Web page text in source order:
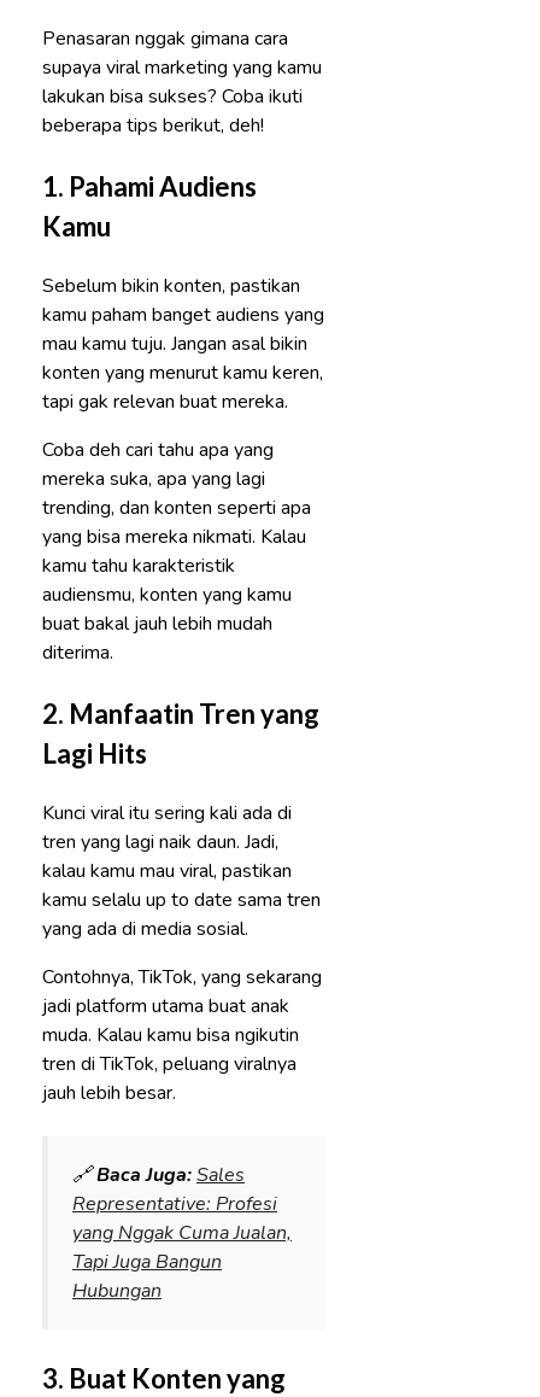
Penasaran nggak gimana cara
supaya viral marketing yang kamu
lakukan bisa sukses? Coba ikuti
beberapa tips berikut, deh!
1. Pahami Audiens
Kamu
Sebelum bikin konten, pastikan
kamu paham banget audiens yang
mau kamu tuju. Jangan asal bikin
konten yang menurut kamu keren,
tapi gak relevan buat mereka.
Coba deh cari tahu apa yang
mereka suka, apa yang lagi
trending, dan konten seperti apa
yang bisa mereka nikmati. Kalau
kamu tahu karakteristik
audiensmu, konten yang kamu
buat bakal jauh lebih mudah
diterima.
2. Manfaatin Tren yang
Lagi Hits
Kunci viral itu sering kali ada di
tren yang lagi naik daun. Jadi,
kalau kamu mau viral, pastikan
kamu selalu up to date sama tren
yang ada di media sosial.
Contohnya, TikTok, yang sekarang
jadi platform utama buat anak
muda. Kalau kamu bisa ngikutin
tren di TikTok, peluang viralnya
jauh lebih besar.
🔗Baca Juga:Sales
Representative: Profesi
yang Nggak Cuma Jualan,
Tapi Juga Bangun
Hubungan
3. Buat Konten yang